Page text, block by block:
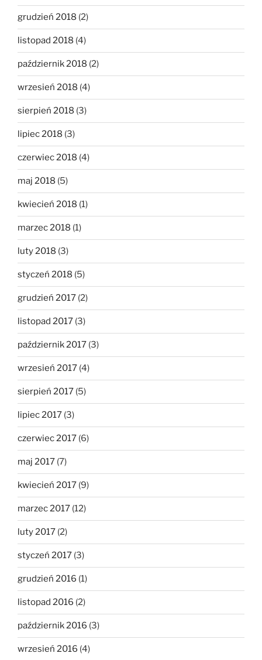
grudzień 2018 (2)
listopad 2018 (4)
październik 2018 (2)
wrzesień 2018 (4)
sierpień 2018 (3)
lipiec 2018 (3)
czerwiec 2018 (4)
maj 2018 (5)
kwiecień 2018 (1)
marzec 2018 (1)
luty 2018 (3)
styczeń 2018 (5)
grudzień 2017 (2)
listopad 2017 (3)
październik 2017 (3)
wrzesień 2017 (4)
sierpień 2017 (5)
lipiec 2017 (3)
czerwiec 2017 (6)
maj 2017 (7)
kwiecień 2017 (9)
marzec 2017 (12)
luty 2017 (2)
styczeń 2017 (3)
grudzień 2016 (1)
listopad 2016 (2)
październik 2016 (3)
wrzesień 2016 (4)